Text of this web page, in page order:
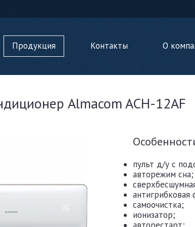
Продукция Контакты О
Almacom ACH-12AF
пульт д/у с
авторежим сна;
антигрибковая
самоочистка;
ионизатор;